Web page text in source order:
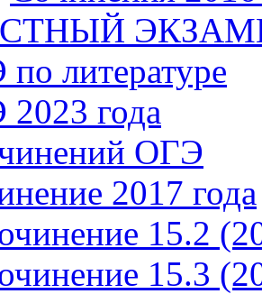
литературе
года
ОГЭ
2017 года
15.2
15.3